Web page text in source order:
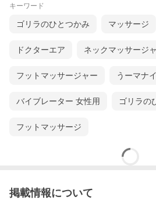
キーワード
ゴリラのひとつかみ マッサージ
ドクターエア ネックマッサージ
フットマッサージャー うーマナ
バイブレーター 女性用 ゴリラの
フットマッサージ
掲載情報について